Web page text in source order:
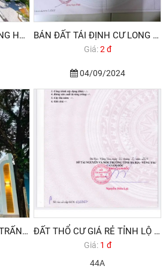
BÁN NHÀ THỊ TRẤN LONG HẢI BÀ RỊA VŨNG TÀU BÁN ĐẤT TÁI ĐỊNH CƯ LONG HẢI VŨNG TÀU
Giá:2 đ
04/09/2024
BÁN NHÀ MỚI ĐẸP THỊ TRẤN LONG ĐIỀN BRVT ĐẤT THỔ CƯ GIÁ RẺ TỈNH LỘ 44A AN NGÃI LONG ĐIỀN BÀ RỊA VŨNG TÀU
Giá: 1 đ
44A